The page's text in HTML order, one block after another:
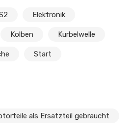
Elektronik
Kolben Kurbelwelle
Start
als Ersatzteil gebraucht